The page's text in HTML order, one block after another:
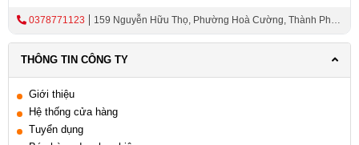
0378771123
159 Nguyễn Hữu Thọ, Phường Hoà Cường, Thành Phố
THÔNG TIN CÔNG TY
Giới thiệu
Hệ thống cửa hàng
Tuyển dụng